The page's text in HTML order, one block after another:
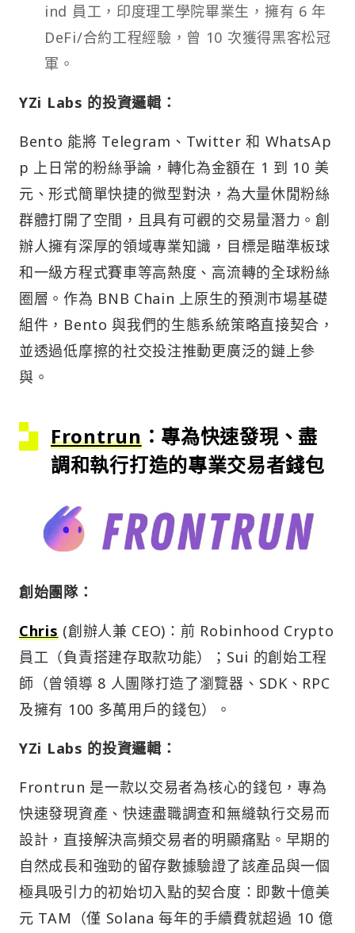
ind 員工，印度理工學院畢業生，擁有 6 年
DeFi/合約工程經驗，曾 10 次獲得黑客松冠
軍。
YZi Labs 的投資邏輯：
Bento 能將 Telegram、Twitter 和 WhatsAp
p 上日常的粉絲爭論，轉化為金額在 1 到 10 美
元、形式簡單快捷的微型對決，為大量休閒粉絲
群體打開了空間，且具有可觀的交易量潛力。創
辦人擁有深厚的領域專業知識，目標是瞄準板球
和一級方程式賽車等高熱度、高流轉的全球粉絲
圈層。作為 BNB Chain 上原生的預測市場基礎
組件，Bento 與我們的生態系統策略直接契合，
並透過低摩擦的社交投注推動更廣泛的鏈上參
與。
Frontrun：專為快速發現、盡
調和執行打造的專業交易者錢包
創始團隊：
Chris(創辦人兼 CEO)：前 Robinhood Crypto
員工（負責搭建存取款功能）；Sui 的創始工程
師（曾領導 8 人團隊打造了瀏覽器、SDK、RPC
及擁有 100 多萬用戶的錢包）。
YZi Labs 的投資邏輯：
Frontrun 是一款以交易者為核心的錢包，專為
快速發現資產、快速盡職調查和無縫執行交易而
設計，直接解決高頻交易者的明顯痛點。早期的
自然成長和強勁的留存數據驗證了該產品與一個
極具吸引力的初始切入點的契合度：即數十億美
元 TAM（僅 Solana 每年的手續費就超過 10 億